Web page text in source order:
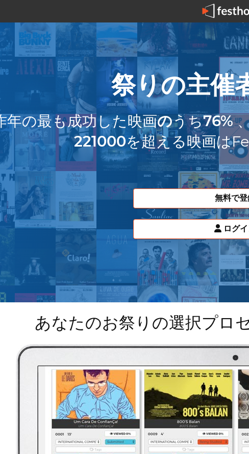
祭りの主催
年の最も成功した映画のうち76%
221000を超える映画は
無料で
ログ
あなたのお祭りの選択プロ